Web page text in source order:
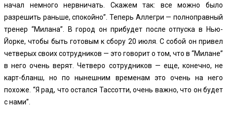
начал немного нервничать. Скажем так: все можно было
разрешить раньше, спокойно”. Теперь Аллегри — полноправный
тренер “Милана”.
В город он прибудет после отпуска в Нью-
Йорке, чтобы быть готовым к сбору 20 июля. С собой он привел
четверых своих сотрудников — это говорит о том, что в “Милане”
в него очень верят. Четверо сотрудников — еще, конечно, не
карт-бланш, но по нынешним временам это очень на него
похоже. “Я рад, что остался Тассотти, очень важно, что он будет
с нами”.